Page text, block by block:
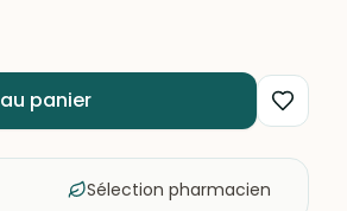
panier
Sélection pharmacien